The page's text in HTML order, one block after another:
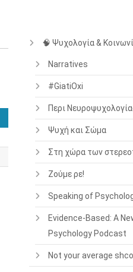
🧠 Ψυχολογία &
Narratives
#GiatiOxi
Περι
Ψυχή και Σώμα
Στη χώρα των
Ζούμε ρε!
Speaking of
Evidence-Based: A
Psychology Podcast
Not your average